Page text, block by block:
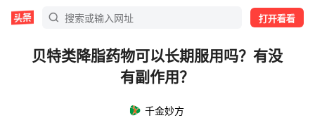
打开看看
贝特类降脂药物可以长期服用吗？有没
有副作用？
千金妙方